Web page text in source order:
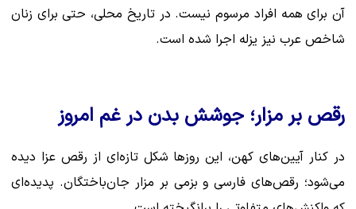
آن برای همه افراد مرسوم نیست. در تاریخ محلی، حتی برای زنان
شاخص عرب نیز یزله اجرا شده است.
رقص بر مزار؛ جوشش بدن در غم امروز
در کنار آیین‌های کهن، این روزها شکل تازه‌ای از رقص عزا دیده
می‌شود؛ رقص‌های فارسی و بزمی بر مزار جان‌باختگان. پدیده‌ای